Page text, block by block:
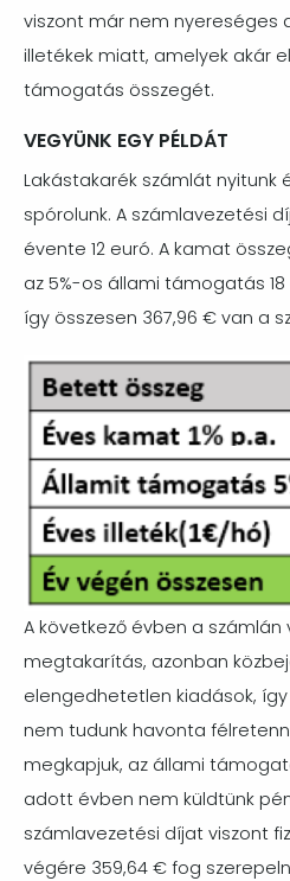
viszont már nem nyereséges
illetékek miatt, amelyek akár
támogatás összegét.
VEGYÜNK EGY PÉLDÁT
Lakástakarék számlát nyitunk
spórolunk. A számlavezetési
évente 12 euró. A kamat
az 5%-os állami támogatás 18
így összesen 367,96 € van a
Image
A következő évben a számlán
megtakarítás, azonban
elengedhetetlen kiadások,
nem tudunk havonta
megkapjuk, az állami
adott évben nem küldtünk
számlavezetési díjat viszont
végére 359,64 € fog